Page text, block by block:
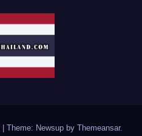
Theme: Newsup by Themeansar.